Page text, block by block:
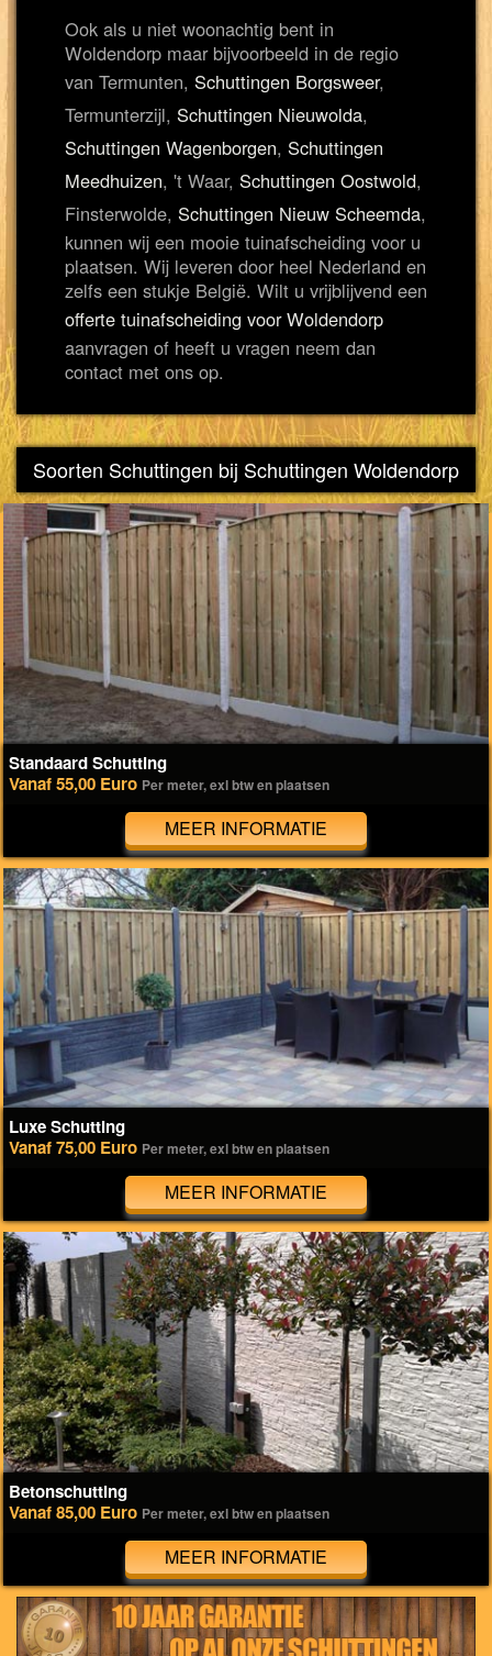
Ook als u niet woonachtig bent in
Woldendorp maar bijvoorbeeld in de regio
van Termunten, Schuttingen Borgsweer,
Termunterzijl, Schuttingen Nieuwolda,
Schuttingen Wagenborgen, Schuttingen
Meedhuizen, 't Waar, Schuttingen Oostwold,
Finsterwolde, Schuttingen Nieuw Scheemda,
kunnen wij een mooie tuinafscheiding voor u
plaatsen. Wij leveren door heel Nederland en
zelfs een stukje België. Wilt u vrijblijvend een
offerte tuinafscheiding voor Woldendorp
aanvragen of heeft u vragen neem dan
contact met ons op.
Soorten Schuttingen bij Schuttingen Woldendorp
Standaard Schutting
Vanaf 55,00 Euro Per meter, exl btw en plaatsen
MEER INFORMATIE
Luxe Schutting
Vanaf 75,00 Euro Per meter, exl btw en plaatsen
MEER INFORMATIE
Betonschutting
Vanaf 85,00 Euro Per meter, exl btw en plaatsen
MEER INFORMATIE